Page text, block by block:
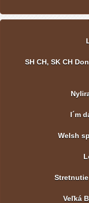
SH CH, SK CH
I´m
Welsh
Veľká